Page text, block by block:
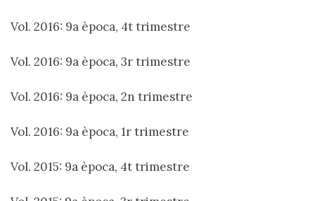
Vol. 2016: 9a època, 4t trimestre
Vol. 2016: 9a època, 3r trimestre
Vol. 2016: 9a època, 2n trimestre
Vol. 2016: 9a època, 1r trimestre
Vol. 2015: 9a època, 4t trimestre